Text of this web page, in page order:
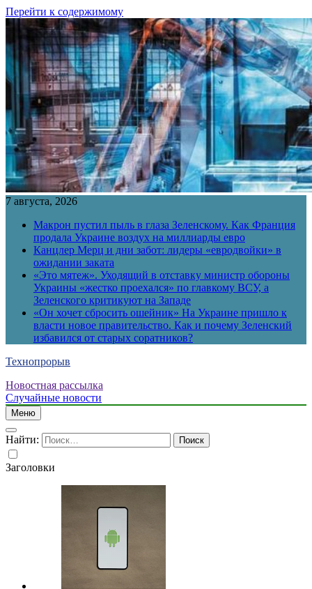
Перейти к содержимому
7 августа, 2026
Макрон пустил пыль в глаза Зеленскому. Как Франция
продала Украине воздух на миллиарды евро
Канцлер Мерц и дни забот: лидеры «евродвойки» в
ожидании заката
«Это мятеж». Уходящий в отставку министр обороны
Украины «жестко проехался» по главкому ВСУ, а
Зеленского критикуют на Западе
«Он хочет сбросить ошейник» На Украине пришло к
власти новое правительство. Как и почему Зеленский
избавился от старых соратников?
Технопрорыв
Новостная рассылка
Случайные новости
Меню
Найти:
Заголовки